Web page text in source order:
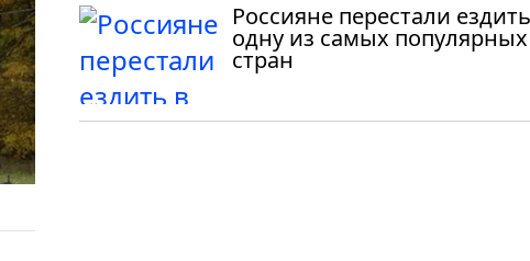
Россияне перестали
одну из самых популярных
стран